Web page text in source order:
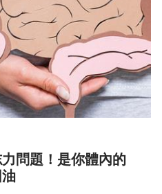
問題！是你體內的
油